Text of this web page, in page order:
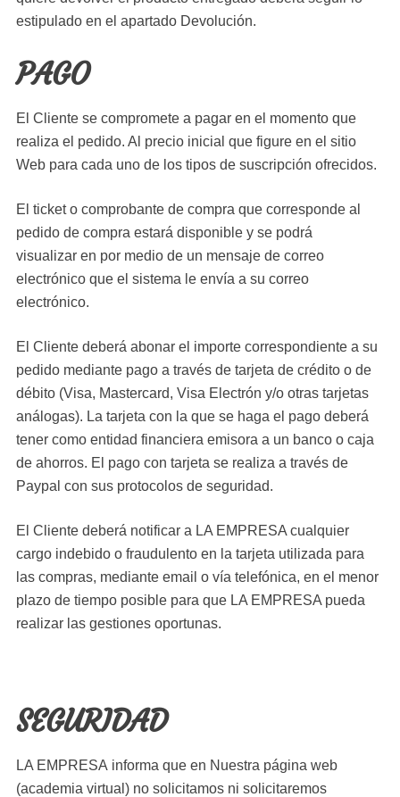
estipulado en el apartado Devolución.
PAGO
El Cliente se compromete a pagar en el momento que
realiza el pedido. Al precio inicial que figure en el sitio
Web para cada uno de los tipos de suscripción ofrecidos.
El ticket o comprobante de compra que corresponde al
pedido de compra estará disponible y se podrá
visualizar en por medio de un mensaje de correo
electrónico que el sistema le envía a su correo
electrónico.
El Cliente deberá abonar el importe correspondiente a su
pedido mediante pago a través de tarjeta de crédito o de
débito (Visa, Mastercard, Visa Electrón y/o otras tarjetas
análogas). La tarjeta con la que se haga el pago deberá
tener como entidad financiera emisora a un banco o caja
de ahorros. El pago con tarjeta se realiza a través de
Paypal con sus protocolos de seguridad.
El Cliente deberá notificar a LA EMPRESA cualquier
cargo indebido o fraudulento en la tarjeta utilizada para
las compras, mediante email o vía telefónica, en el menor
plazo de tiempo posible para que LA EMPRESA pueda
realizar las gestiones oportunas.
SEGURIDAD
LA EMPRESA informa que en Nuestra página web
(academia virtual) no solicitamos ni solicitaremos